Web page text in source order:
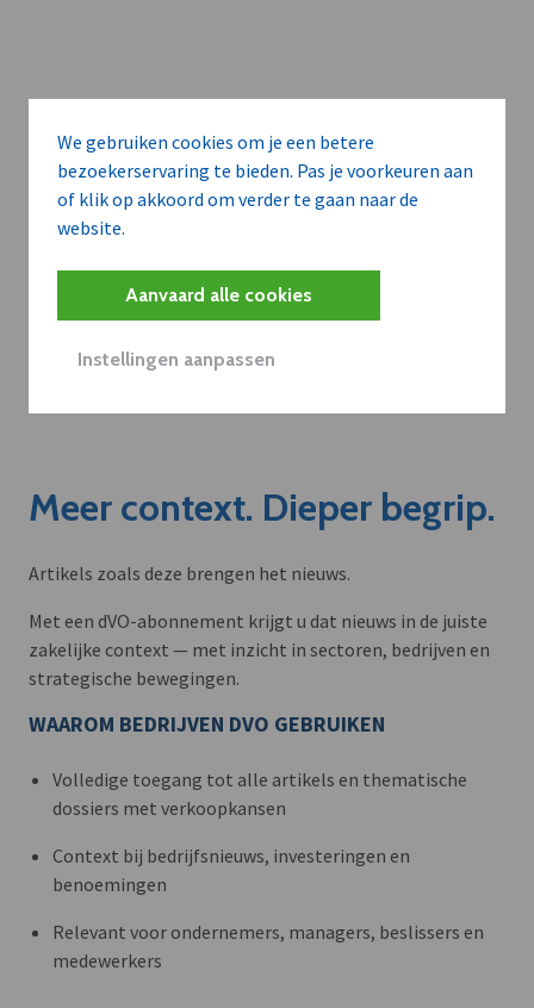
We gebruiken cookies om je een betere
bezoekerservaring te bieden. Pas je voorkeuren aan
of klik op akkoord om verder te gaan naar de
website.
Aanvaard alle cookies
Instellingen aanpassen
Meer context. Dieper begrip.
Artikels zoals deze brengen het nieuws.
Met een dVO-abonnement krijgt u dat nieuws in de juiste
zakelijke context — met inzicht in sectoren, bedrijven en
strategische bewegingen.
WAAROM BEDRIJVEN DVO GEBRUIKEN
Volledige toegang tot alle artikels en thematische
dossiers met verkoopkansen
Context bij bedrijfsnieuws, investeringen en
benoemingen
Relevant voor ondernemers, managers, beslissers en
medewerkers